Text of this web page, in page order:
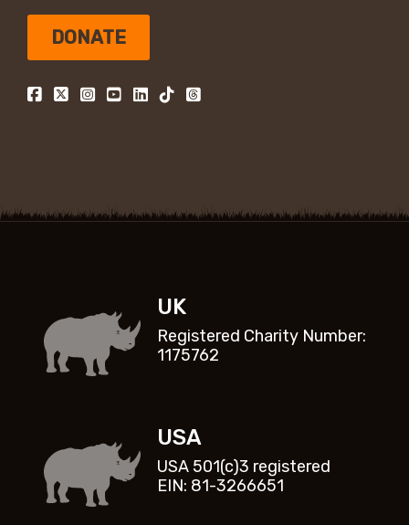
DONATE
UK
Registered Charity Number:
1175762
USA
USA 501(c)3 registered
EIN: 81-3266651